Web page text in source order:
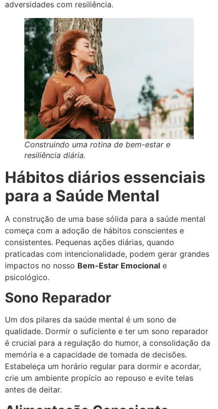
adversidades com resiliência.
Construindo uma rotina de bem-estar e
resiliência diária.
Hábitos diários essenciais
para a Saúde Mental
A construção de uma base sólida para a saúde mental
começa com a adoção de hábitos conscientes e
consistentes. Pequenas ações diárias, quando
praticadas com intencionalidade, podem gerar grandes
impactos no nosso Bem-Estar Emocional e
psicológico.
Sono Reparador
Um dos pilares da saúde mental é um sono de
qualidade. Dormir o suficiente e ter um sono reparador
é crucial para a regulação do humor, a consolidação da
memória e a capacidade de tomada de decisões.
Estabeleça um horário regular para dormir e acordar,
crie um ambiente propício ao repouso e evite telas
antes de deitar.